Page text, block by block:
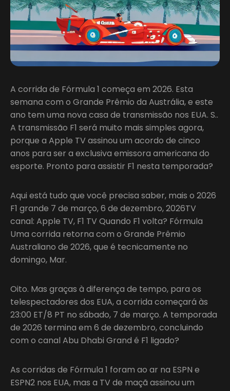
A corrida de Fórmula 1 começa em 2026. Esta
semana com o Grande Prêmio da Austrália, e este
ano tem uma nova casa de transmissão nos EUA. S..
A transmissão F1 será muito mais simples agora,
porque a Apple TV assinou um acordo de cinco
anos para ser a exclusiva emissora americana do
esporte. Pronto para assistir F1 nesta temporada?
Aqui está tudo que você precisa saber, mais o 2026
F1 grande 7 de março, 6 de dezembro, 2026TV
canal: Apple TV, F1 TV Quando F1 volta? Fórmula
Uma corrida retorna com o Grande Prêmio
Australiano de 2026, que é tecnicamente no
domingo, Mar.
Oito. Mas graças à diferença de tempo, para os
telespectadores dos EUA, a corrida começará às
23:00 ET/8 PT no sábado, 7 de março. A temporada
de 2026 termina em 6 de dezembro, concluindo
com o canal Abu Dhabi Grand é F1 ligado?
As corridas de Fórmula 1 foram ao ar na ESPN e
ESPN2 nos EUA, mas a TV de maçã assinou um